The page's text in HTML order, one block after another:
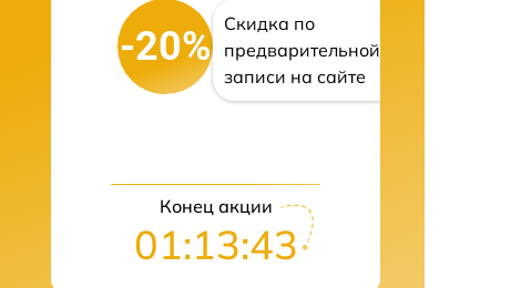
-20%
Скидка по
предварительной
записи на сайте
Конец акции
01:13:43